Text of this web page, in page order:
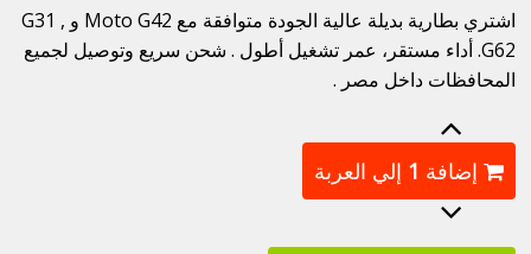
اشتري بطارية بديلة عالية الجودة متوافقة مع Moto G42 و G31 ,
G62. أداء مستقر، عمر تشغيل أطول . شحن سريع وتوصيل لجميع
المحافظات داخل مصر .
إضافة 1 إلي العربة